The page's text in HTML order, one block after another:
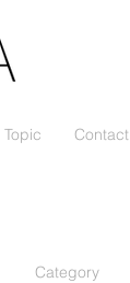
Topic Contact
​Category